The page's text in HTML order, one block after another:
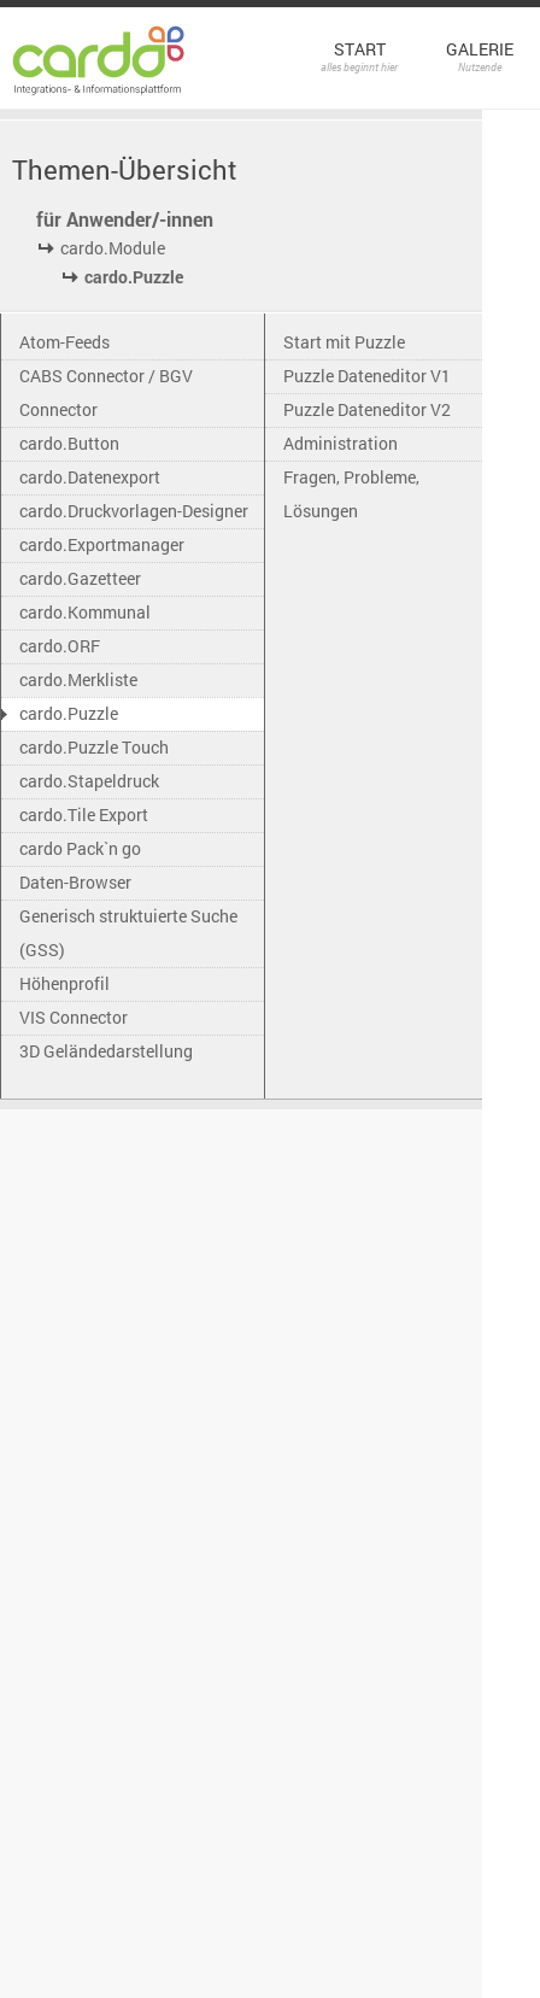
START
alles beginnt hier
GALERIE
Nutzende
Themen-Übersicht
für Anwender/-innen
cardo.Module
cardo.Puzzle
Atom-Feeds
CABS Connector / BGV
Connector
cardo.Button
cardo.Datenexport
cardo.Druckvorlagen-Designer
cardo.Exportmanager
cardo.Gazetteer
cardo.Kommunal
cardo.ORF
cardo.Merkliste
cardo.Puzzle
cardo.Puzzle Touch
cardo.Stapeldruck
cardo.Tile Export
cardo Pack`n go
Daten-Browser
Generisch struktuierte Suche
(GSS)
Höhenprofil
VIS Connector
3D Geländedarstellung
Start mit Puzzle
Puzzle Dateneditor V1
Puzzle Dateneditor V2
Administration
Fragen, Probleme,
Lösungen